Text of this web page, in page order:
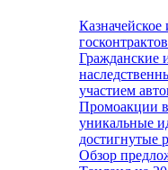
Гражданские
участием
Промоакции
уникальные
достигнутые
Обзор